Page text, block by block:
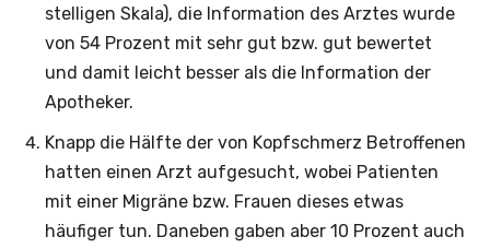
stelligen Skala), die Information des Arztes wurde
von 54 Prozent mit sehr gut bzw. gut bewertet
und damit leicht besser als die Information der
Apotheker.
Knapp die Hälfte der von Kopfschmerz Betroffenen
hatten einen Arzt aufgesucht, wobei Patienten
mit einer Migräne bzw. Frauen dieses etwas
häufiger tun. Daneben gaben aber 10 Prozent auch